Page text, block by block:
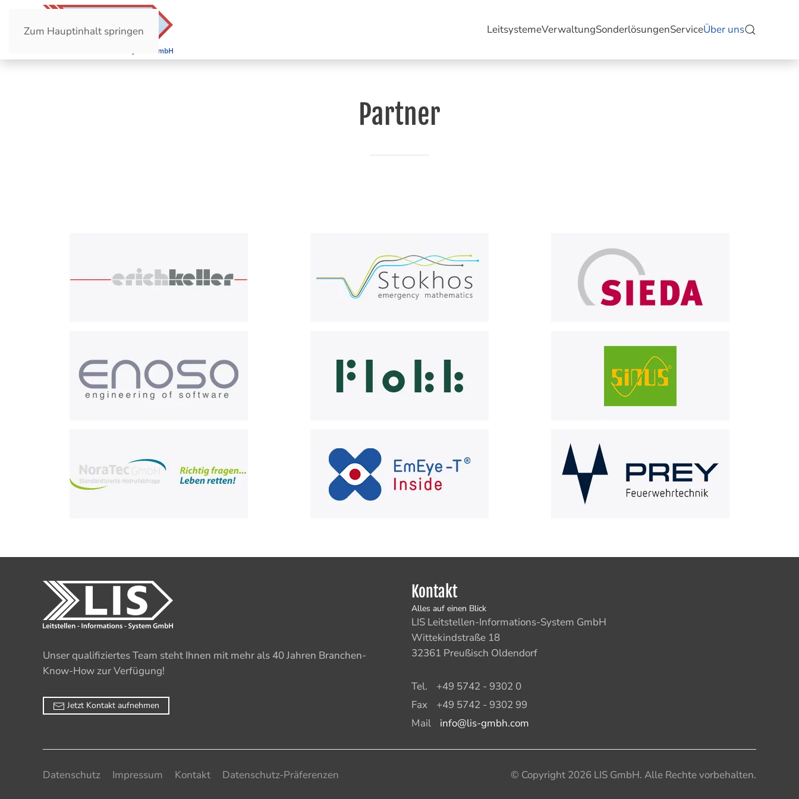
Zum Hauptinhalt springen LeitsystemeVerwaltungSonderlösungenServiceÜber uns
Partner
Erich Keller Stokhos Sieda
Enoso Flokk Sinus-NT
Noratec EmEye-T Prey
Unser qualifiziertes Team steht Ihnen mit mehr als 40 Jahren Branchen-
Know-How zur Verfügung!
Jetzt Kontakt aufnehmen
Kontakt
Alles auf einen Blick
LIS Leitstellen-Informations-System GmbH
Wittekindstraße 18
32361 Preußisch Oldendorf
Tel.
+49 5742 - 9302 0
Fax
+49 5742 - 9302 99
Mail
info@lis-gmbh.com
Datenschutz Impressum Kontakt Datenschutz-Präferenzen © Copyright 2026 LIS GmbH. Alle Rechte vorbehalten.